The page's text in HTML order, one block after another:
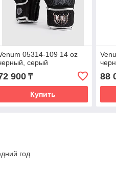
05314-109 14 oz
серый
900₸
Купить
88
год